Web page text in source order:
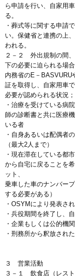
ら申請を行い、自家用
る。
・葬式等に関する申請
い。保健省と連携の上
われる。
２－２ 外出規制の間
下の必要に迫られる場合
内務省のE－BASVURU
証を取得し、自家用車
必要が認められる状況；
・治療を受けている病
師の診断書と共に医療
いる者
・自身あるいは配偶者
（最大2人まで）
・現在滞在している都
から自宅に戻ることを
ット、
乗車した車のナンバー
する必要がある）
・OSYMにより発表さ
・兵役期間を終了し、
・企業もしくは公的機
・刑務所から釈放され
３ 営業活動
３－１ 飲食店（レスト